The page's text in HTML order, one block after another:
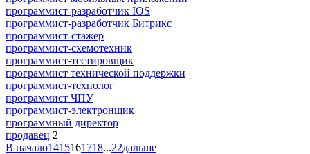
программист-разработчик IOS
программист-разработчик Битрикс
программист-стажер
программист-схемотехник
программист-тестировщик
программист технической поддержки
программист-технолог
программист ЧПУ
программист-электронщик
программный директор
продавец 2
В начало1415161718...22дальше